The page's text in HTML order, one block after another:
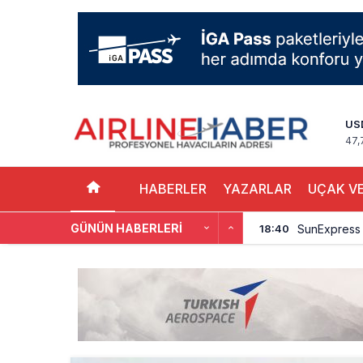
HABERLER YAZARLAR UÇAK
GÜNÜN HABERLERI 17:59 İstanbul
EasyJet,
Pilotlar,